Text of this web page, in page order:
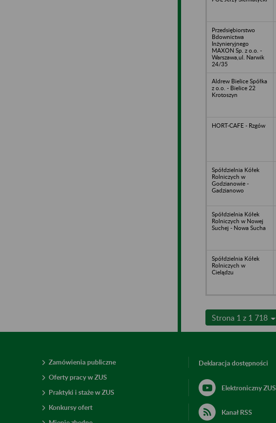
Przedsiębiorstwo
Bdownictwa
Inżynieryjnego
MAXON Sp. z o.o. -
Warszawa,ul. Narwik
24/35
Aldrew Bielice Spółka
z o.o. - Bielice 22
Krotoszyn
HORT-CAFE - Rzgów
Spółdzielnia Kółek
Rolniczych w
Godzianowie -
Gadzianowo
Spółdzielnia Kółek
Rolniczych w Nowej
Suchej - Nowa Sucha
Spółdzielnia Kółek
Rolniczych w
Cielądzu
Strona 1 z 1 718
Zamówienia publiczne
Oferty pracy w ZUS
Praktyki i staże w ZUS
Konkursy ofert
Deklaracja dostępności
Elektroniczny ZUS
Kanał RSS